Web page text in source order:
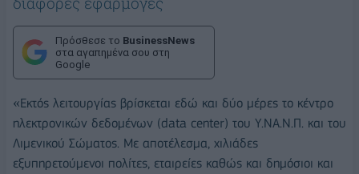
Πρόσθεσε το BusinessNews
στα αγαπημένα σου στη
Google
«Εκτός λειτουργίας βρίσκεται εδώ και δύο μέρες το κέντρο
ηλεκτρονικών δεδομένων (data center) του Υ.ΝΑ.Ν.Π. και του
Λιμενικού Σώματος. Με αποτέλεσμα, χιλιάδες
εξυπηρετούμενοι πολίτες, εταιρείες καθώς και δημόσιοι και